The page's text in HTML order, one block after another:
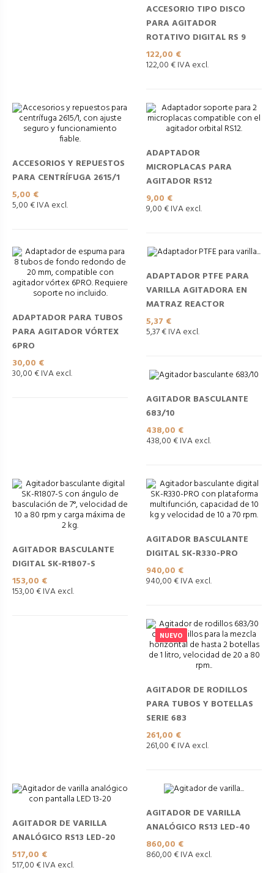
ACCESORIO TIPO DISCO
PARA AGITADOR
ROTATIVO DIGITAL RS 9
Precio
122,00 €
122,00 € IVA excl.
ACCESORIOS Y REPUESTOS
PARA CENTRÍFUGA 2615/1
Precio
5,00 €
5,00 € IVA excl.
ADAPTADOR
MICROPLACAS PARA
AGITADOR RS12
Precio
9,00 €
9,00 € IVA excl.
ADAPTADOR PARA TUBOS
PARA AGITADOR VÓRTEX
6PRO
Precio
30,00 €
30,00 € IVA excl.
ADAPTADOR PTFE PARA
VARILLA AGITADORA EN
MATRAZ REACTOR
Precio
5,37 €
5,37 € IVA excl.
AGITADOR BASCULANTE
683/10
Precio
438,00 €
438,00 € IVA excl.
AGITADOR BASCULANTE
DIGITAL SK-R1807-S
Precio
153,00 €
153,00 € IVA excl.
AGITADOR BASCULANTE
DIGITAL SK-R330-PRO
Precio
940,00 €
940,00 € IVA excl.
NUEVO
AGITADOR DE RODILLOS
PARA TUBOS Y BOTELLAS
SERIE 683
Precio
261,00 €
261,00 € IVA excl.
AGITADOR DE VARILLA
ANALÓGICO RS13 LED-20
Precio
517,00 €
517,00 € IVA excl.
AGITADOR DE VARILLA
ANALÓGICO RS13 LED-40
Precio
860,00 €
860,00 € IVA excl.